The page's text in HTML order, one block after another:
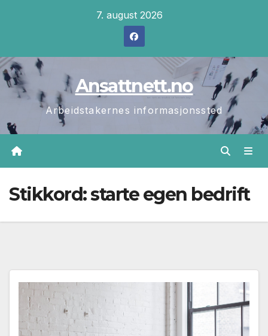
7. august 2026
Ansattnett.no
Arbeidstakernes informasjonssted
Stikkord:starte egen bedrift